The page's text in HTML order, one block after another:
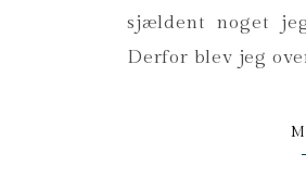
sjældent noget
Derfor blev jeg